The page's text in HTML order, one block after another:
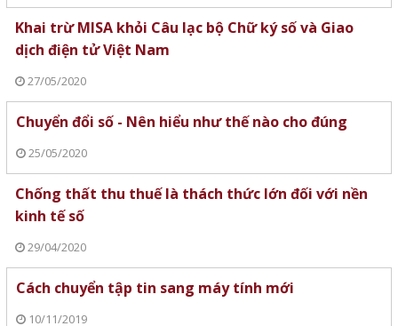
Khai trừ MISA khỏi Câu lạc bộ Chữ ký số và Giao
dịch điện tử Việt Nam
27/05/2020
Chuyển đổi số - Nên hiểu như thế nào cho đúng
25/05/2020
Chống thất thu thuế là thách thức lớn đối với nền
kinh tế số
29/04/2020
Cách chuyển tập tin sang máy tính mới
10/11/2019